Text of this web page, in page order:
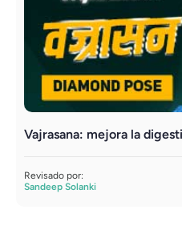
Vajrasana: mejora la
Revisado por:
Sandeep Solanki